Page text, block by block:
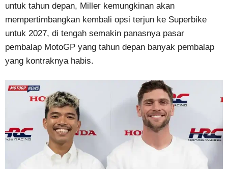
untuk tahun depan, Miller kemungkinan akan
mempertimbangkan kembali opsi terjun ke Superbike
untuk 2027, di tengah semakin panasnya pasar
pembalap MotoGP yang tahun depan banyak pembalap
yang kontraknya habis.